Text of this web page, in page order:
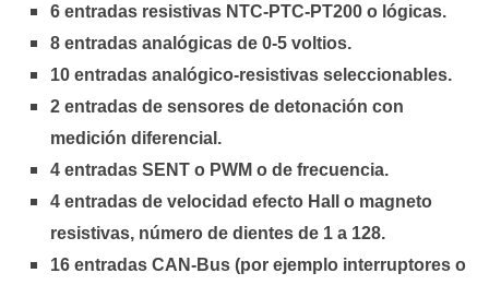
6 entradas resistivas NTC-PTC-PT200 o lógicas.
8 entradas analógicas de 0-5 voltios.
10 entradas analógico-resistivas seleccionables.
2 entradas de sensores de detonación con
medición diferencial.
4 entradas SENT o PWM o de frecuencia.
4 entradas de velocidad efecto Hall o magneto
resistivas, número de dientes de 1 a 128.
16 entradas CAN-Bus (por ejemplo interruptores o